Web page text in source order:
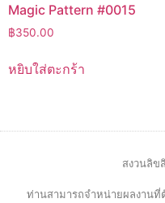
Magic Pattern #0015
฿350.00
หยิบใส่ตะกร้า
สงวนลิข
ท่านสามารถจำหน่ายผลงานที่